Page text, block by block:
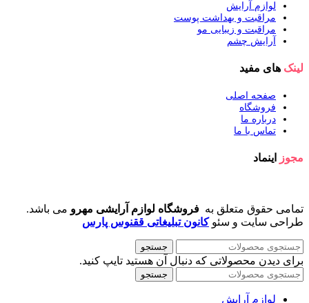
لوازم آرایش
مراقبت و بهداشت پوست
مراقبت و زیبایی مو
آرایش چشم
لینک های مفید
صفحه اصلی
فروشگاه
درباره ما
تماس با ما
مجوز اینماد
تمامی حقوق متعلق به فروشگاه لوازم آرایشی مهرو می باشد.
طراحی سایت و سئوکانون تبلیغاتی ققنوس پارس
جستجو
برای دیدن محصولاتی که دنبال آن هستید تایپ کنید.
جستجو
لوازم آرایش